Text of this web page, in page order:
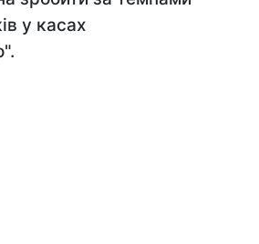
у касах